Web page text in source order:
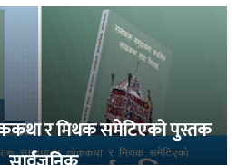
र मिथक समेटिएको पुस्तक